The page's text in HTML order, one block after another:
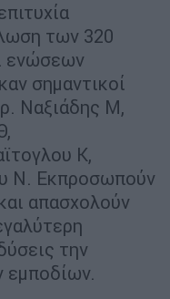
των 320
ενώσεων
σημαντικοί
Ναξιάδης Μ,
Κ,
Ν. Εκπροσωπούν
απασχολούν
την
εμποδίων.